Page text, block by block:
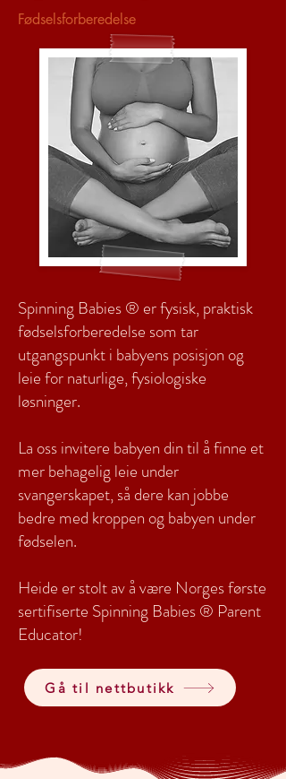
Fødselsforberedelse
Spinning Babies ® er fysisk, praktisk
fødselsforberedelse som tar
utgangspunkt i babyens posisjon og
leie for naturlige, fysiologiske
løsninger.
La oss invitere babyen din til å finne et
mer behagelig leie under
svangerskapet, så dere kan jobbe
bedre med kroppen og babyen under
fødselen.
Heide er stolt av å være Norges første
sertifiserte Spinning Babies ® Parent
Educator!
Gå til nettbutikk